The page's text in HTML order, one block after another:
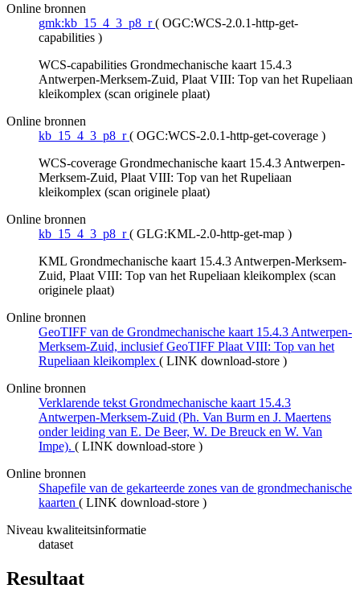
Online bronnen
gmk:kb_15_4_3_p8_r ( OGC:WCS-2.0.1-http-get-
capabilities )
WCS-capabilities Grondmechanische kaart 15.4.3
Antwerpen-Merksem-Zuid, Plaat VIII: Top van het Rupeliaan
kleikomplex (scan originele plaat)
Online bronnen
kb_15_4_3_p8_r ( OGC:WCS-2.0.1-http-get-coverage )
WCS-coverage Grondmechanische kaart 15.4.3 Antwerpen-
Merksem-Zuid, Plaat VIII: Top van het Rupeliaan
kleikomplex (scan originele plaat)
Online bronnen
kb_15_4_3_p8_r ( GLG:KML-2.0-http-get-map )
KML Grondmechanische kaart 15.4.3 Antwerpen-Merksem-
Zuid, Plaat VIII: Top van het Rupeliaan kleikomplex (scan
originele plaat)
Online bronnen
GeoTIFF van de Grondmechanische kaart 15.4.3 Antwerpen-
Merksem-Zuid, inclusief GeoTIFF Plaat VIII: Top van het
Rupeliaan kleikomplex ( LINK download-store )
Online bronnen
Verklarende tekst Grondmechanische kaart 15.4.3
Antwerpen-Merksem-Zuid (Ph. Van Burm en J. Maertens
onder leiding van E. De Beer, W. De Breuck en W. Van
Impe). ( LINK download-store )
Online bronnen
Shapefile van de gekarteerde zones van de grondmechanische
kaarten ( LINK download-store )
Niveau kwaliteitsinformatie
dataset
Resultaat